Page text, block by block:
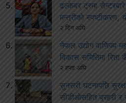
ढल्केबर ट्रमा
मन्त्रीको स्पष्टीकरण,
२ दिन अघि
नेपाल उद्योग वाणिज्य
विकास समितिमा
२ हप्ता अघि
सुनसरी घटनापछि
सीडीओसहित प्रहरी र